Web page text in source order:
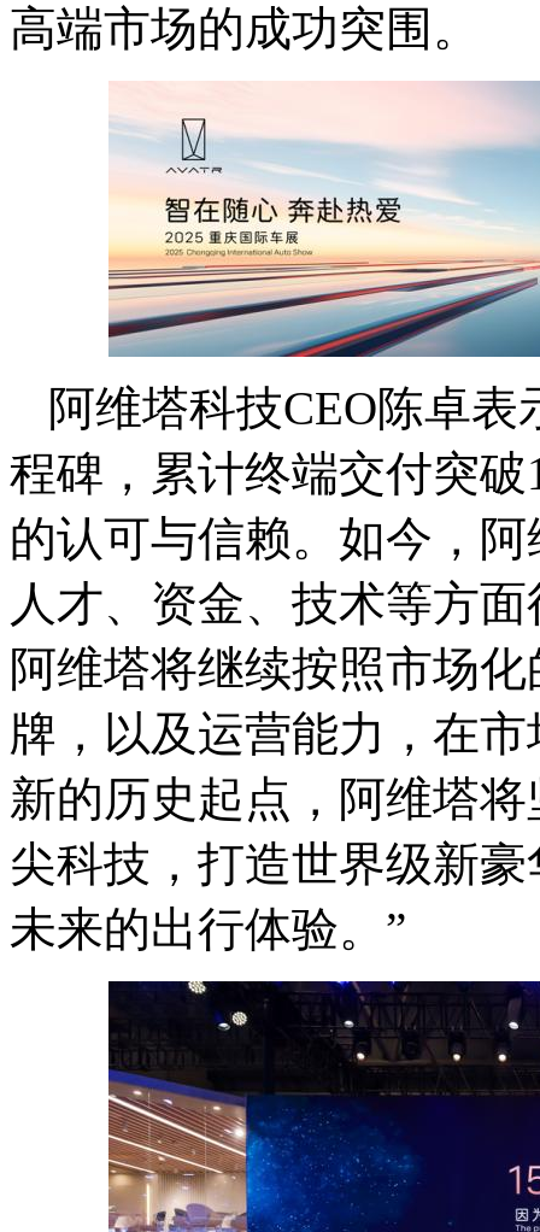
高端市场的成功突围。
阿维塔科技CEO陈卓
程碑，累计终端交付突
的认可与信赖。如今，
人才、资金、技术等方
阿维塔将继续按照市场
牌，以及运营能力，在
新的历史起点，阿维塔
尖科技，打造世界级新
未来的出行体验。”